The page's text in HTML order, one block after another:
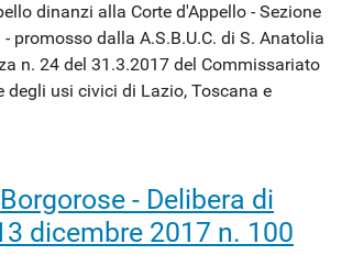
dinanzi alla Corte d'Appello - Sezione
promosso dalla A.S.B.U.C. di S. Anatolia
n. 24 del 31.3.2017 del Commissariato
degli usi civici di Lazio, Toscana e
- Delibera di
dicembre 2017 n. 100